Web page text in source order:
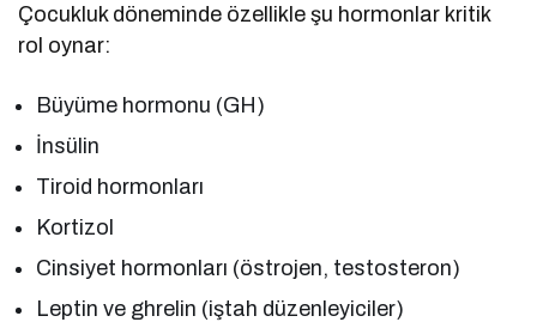
Çocukluk döneminde özellikle şu hormonlar kritik
rol oynar:
Büyüme hormonu (GH)
İnsülin
Tiroid hormonları
Kortizol
Cinsiyet hormonları (östrojen, testosteron)
Leptin ve ghrelin (iştah düzenleyiciler)